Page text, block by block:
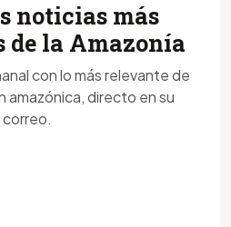
noticias más
de la Amazonía
con lo más relevante de
amazónica, directo en su
correo.